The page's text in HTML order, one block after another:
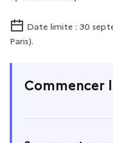
Date limite : 30
Paris).
Commencer